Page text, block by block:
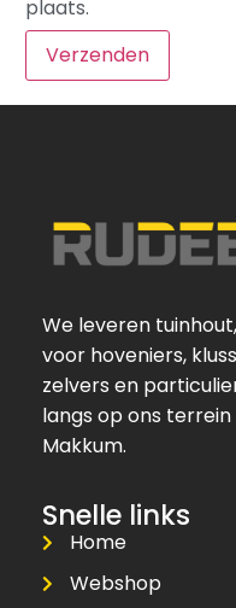
plaats.
We leveren
voor hoveniers,
zelvers en
langs op ons
Makkum.
Snelle links
Home
Webshop